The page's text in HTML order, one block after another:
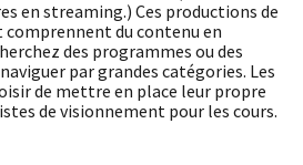
en streaming.) Ces productions de
comprennent du contenu en
des programmes ou des
par grandes catégories. Les
de mettre en place leur propre
de visionnement pour les cours.